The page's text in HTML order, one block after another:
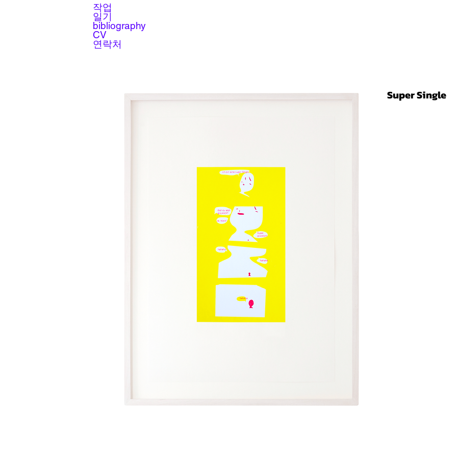
작업
일기
bibliography
CV
연락처
Super Single